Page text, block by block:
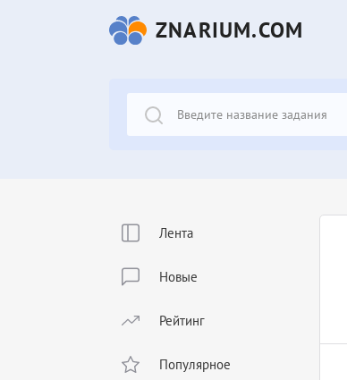
ZNARIUM.COM
Лента
Новые
Рейтинг
Популярное